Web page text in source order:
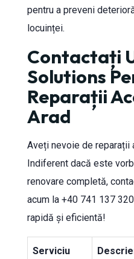
pentru a preveni
locuinței.
Contactați
Solutions
Reparații
Arad
Aveți nevoie de reparații
Indiferent dacă este
renovare completă,
acum la +40 741 137
rapidă și eficientă!
Serviciu